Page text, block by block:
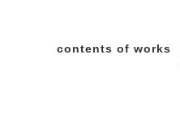
contents of works